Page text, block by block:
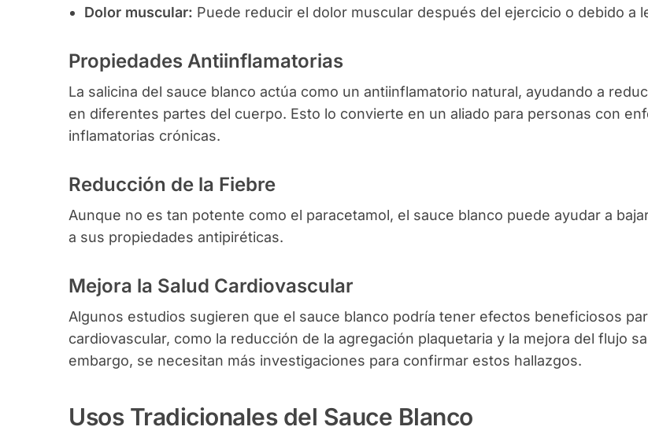
Dolor muscular: Puede reducir el dolor muscular después del ejercicio o debido a
Propiedades Antiinflamatorias
La salicina del sauce blanco actúa como un antiinflamatorio natural, ayudando a
en diferentes partes del cuerpo. Esto lo convierte en un aliado para personas con
inflamatorias crónicas.
Reducción de la Fiebre
Aunque no es tan potente como el paracetamol, el sauce blanco puede ayudar a
a sus propiedades antipiréticas.
Mejora la Salud Cardiovascular
Algunos estudios sugieren que el sauce blanco podría tener efectos beneficiosos
cardiovascular, como la reducción de la agregación plaquetaria y la mejora del flujo
embargo, se necesitan más investigaciones para confirmar estos hallazgos.
Usos Tradicionales del Sauce Blanco